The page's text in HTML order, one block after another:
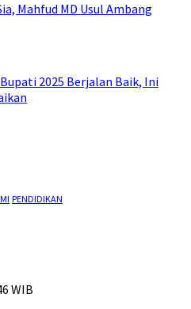
Mahfud MD Usul Ambang
2025 Berjalan Baik, Ini
PENDIDIKAN
WIB